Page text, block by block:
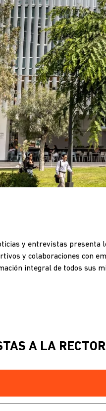
y entrevistas presenta
y colaboraciones con
integral de todos sus
A LA